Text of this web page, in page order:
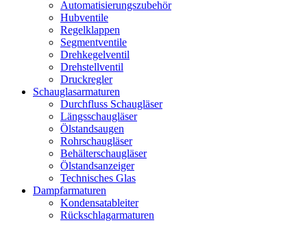
Automatisierungszubehör
Hubventile
Regelklappen
Segmentventile
Drehkegelventil
Drehstellventil
Druckregler
Schauglas­armaturen
Durchfluss Schaugläser
Längsschaugläser
Ölstandsaugen
Rohrschaugläser
Behälterschaugläser
Ölstandsanzeiger
Technisches Glas
Dampfarmaturen
Kondensatableiter
Rückschlagarmaturen